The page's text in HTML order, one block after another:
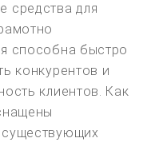
средства для
способна быстро
конкурентов и
клиентов. Как